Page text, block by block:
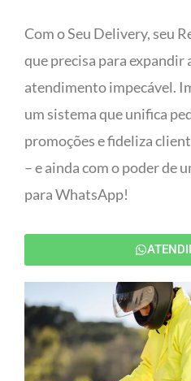
Com o Seu Delivery, seu
que precisa para expandir
atendimento impecável.
um sistema que unifica
promoções e fideliza
– e ainda com o poder de
para WhatsApp!